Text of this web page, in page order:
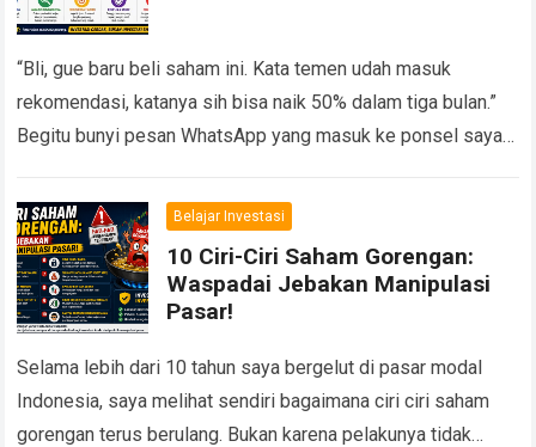
“Bli, gue baru beli saham ini. Kata temen udah masuk
rekomendasi, katanya sih bisa naik 50% dalam tiga bulan.”
Begitu bunyi pesan WhatsApp yang masuk ke ponsel saya
Belajar Investasi
10 Ciri-Ciri Saham Gorengan:
Waspadai Jebakan Manipulasi
Pasar!
Selama lebih dari 10 tahun saya bergelut di pasar modal
Indonesia, saya melihat sendiri bagaimana ciri ciri saham
gorengan terus berulang. Bukan karena pelakunya tidak